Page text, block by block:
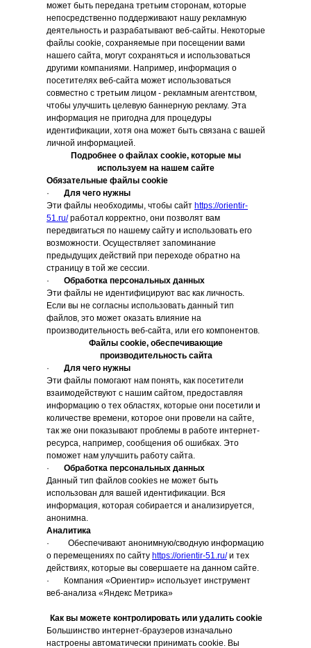
может быть передана третьим сторонам, которые
непосредственно поддерживают нашу рекламную
деятельность и разрабатывают веб-сайты. Некоторые
файлы cookie, сохраняемые при посещении вами
нашего сайта, могут сохраняться и использоваться
другими компаниями. Например, информация о
посетителях веб-сайта может использоваться
совместно с третьим лицом - рекламным агентством,
чтобы улучшить целевую баннерную рекламу. Эта
информация не пригодна для процедуры
идентификации, хотя она может быть связана с вашей
личной информацией.
Подробнее о файлах cookie, которые мы
используем на нашем сайте
Обязательные файлы cookie
· Для чего нужны
Эти файлы необходимы, чтобы сайт https://orientir-
51.ru/работал корректно, они позволят вам
передвигаться по нашему сайту и использовать его
возможности. Осуществляет запоминание
предыдущих действий при переходе обратно на
страницу в той же сессии.
· Обработка персональных данных
Эти файлы не идентифицируют вас как личность.
Если вы не согласны использовать данный тип
файлов, это может оказать влияние на
производительность веб-сайта, или его компонентов.
Файлы cookie, обеспечивающие
производительность сайта
· Для чего нужны
Эти файлы помогают нам понять, как посетители
взаимодействуют с нашим сайтом, предоставляя
информацию о тех областях, которые они посетили и
количестве времени, которое они провели на сайте,
так же они показывают проблемы в работе интернет-
ресурса, например, сообщения об ошибках. Это
поможет нам улучшить работу сайта.
· Обработка персональных данных
Данный тип файлов cookies не может быть
использован для вашей идентификации. Вся
информация, которая собирается и анализируется,
анонимна.
Аналитика
· Обеспечивают анонимную/сводную информацию
о перемещениях по сайту https://orientir-51.ru/и тех
действиях, которые вы совершаете на данном сайте.
· Компания «Ориентир» использует инструмент
веб-анализа «Яндекс Метрика»
Как вы можете контролировать или удалить cookie
Большинство интернет-браузеров изначально
настроены автоматически принимать cookie. Вы